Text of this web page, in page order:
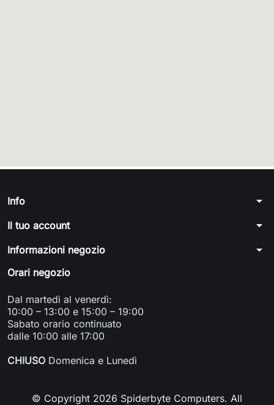
Info arrow_drop_down
Il tuo account arrow_drop_down
Informazioni negozio arrow_drop_down
Orari negozio
Dal martedì al venerdì:
10:00 – 13:00 e 15:00 – 19:00
Sabato orario continuato
dalle 10:00 alle 17:00
CHIUSO Domenica e Lunedì
© Copyright 2026 Spiderbyte Computers. All